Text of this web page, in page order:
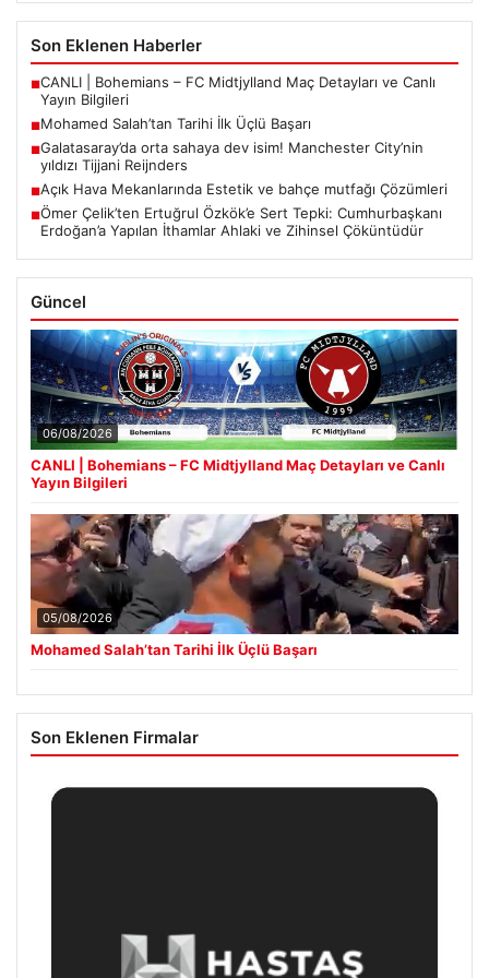
Son Eklenen Haberler
■CANLI | Bohemians – FC Midtjylland Maç Detayları ve Canlı
Yayın Bilgileri
■Mohamed Salah’tan Tarihi İlk Üçlü Başarı
■Galatasaray’da orta sahaya dev isim! Manchester City’nin
yıldızı Tijjani Reijnders
■Açık Hava Mekanlarında Estetik ve bahçe mutfağı Çözümleri
■Ömer Çelik’ten Ertuğrul Özkök’e Sert Tepki: Cumhurbaşkanı
Erdoğan’a Yapılan İthamlar Ahlaki ve Zihinsel Çöküntüdür
Güncel
06/08/2026
CANLI | Bohemians – FC Midtjylland Maç Detayları ve Canlı
Yayın Bilgileri
05/08/2026
Mohamed Salah’tan Tarihi İlk Üçlü Başarı
Son Eklenen Firmalar